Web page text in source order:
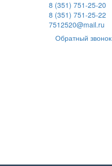
8 (351) 751-25-20
8 (351) 751-25-22
7512520@mail.ru
Обратный звонок